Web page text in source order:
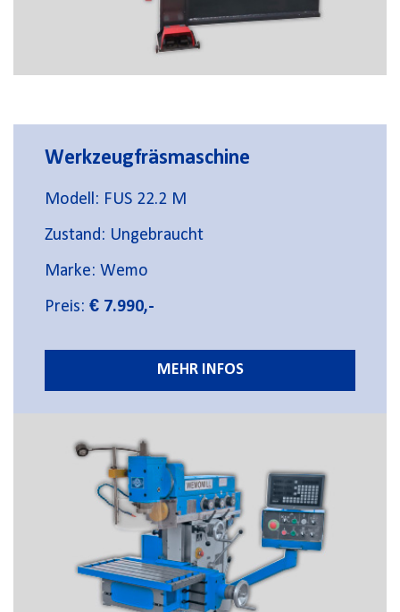
Werkzeugfräsmaschine
Modell: FUS 22.2 M
Zustand: Ungebraucht
Marke: Wemo
Preis: € 7.990,-
MEHR INFOS